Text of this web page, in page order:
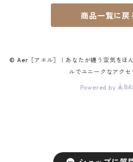
Ear Cuff
商品一覧に戻
© Aer［アエル］｜あなたが纏う空気をほ
ルでユニークなアクセ
Powered by